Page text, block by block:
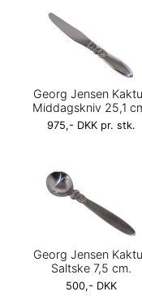
Georg Jensen
Middagskniv 25,1
975,- DKK pr. stk.
Georg Jensen
Saltske 7,5 cm.
500,- DKK